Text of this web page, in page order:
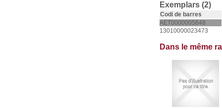
Exemplars (2)
Codi de barres
AET0000005848
13010000023473
Dans le même